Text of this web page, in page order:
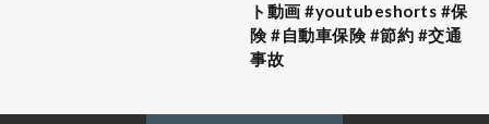
ト動画 #youtubeshorts #保
険 #自動車保険 #節約 #交通
事故